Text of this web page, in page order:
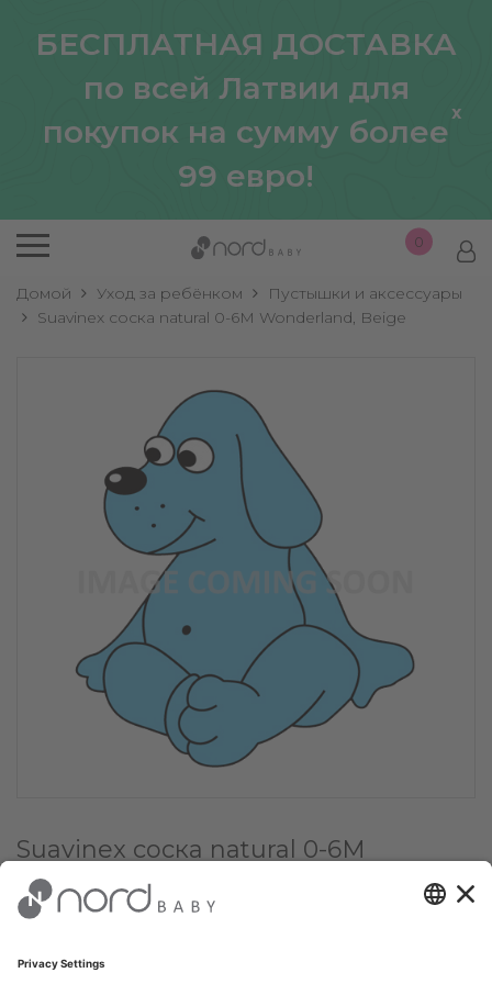
БЕСПЛАТНАЯ ДОСТАВКА
по всей Латвии для
покупок на сумму более
99 евро!
x
0
Домой Уход за ребёнком
Пустышки и аксессуары
Suavinex соска natural 0-6M Wonderland, Beige
Suavinex соска natural 0-6M
Wonderland, Beige
Цена для постоянного клиента: €